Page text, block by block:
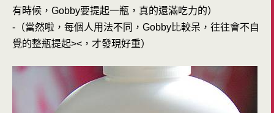
有時候，Gobby要提起一瓶，真的還滿吃力的）
-（當然啦，每個人用法不同，Gobby比較呆，往往會不自
覺的整瓶提起><，才發現好重）